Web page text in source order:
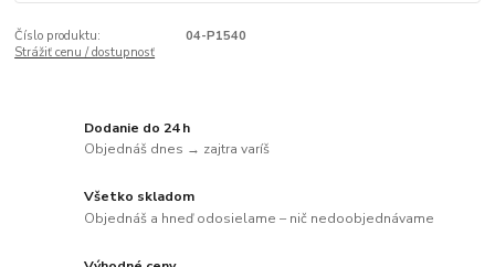
Číslo produktu:
04-P1540
Strážiť cenu / dostupnosť
Dodanie do 24 h
Objednáš dnes → zajtra varíš
Všetko skladom
Objednáš a hneď odosielame – nič nedoobjednávame